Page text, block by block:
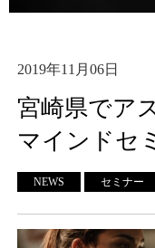
2019年11月06日
宮崎県でア
マインドセ
NEWS セミナー